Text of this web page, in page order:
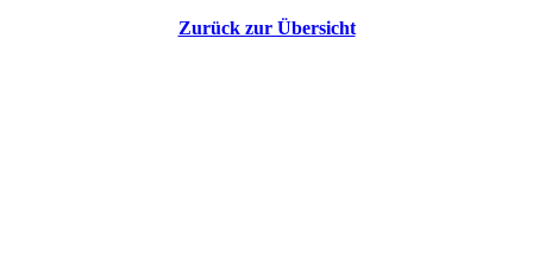
Zurück zur Übersicht